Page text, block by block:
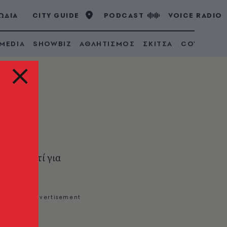
CITY GUIDE PODCAST VOICE RADIO
SHOWBIZ ΑΘΛΗΤΙΣΜΟΣ ΣΚΙΤΣΑ COVID 19
αντί για